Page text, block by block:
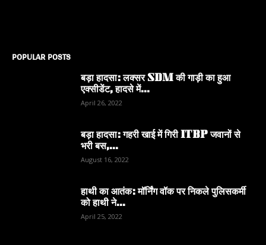
POPULAR POSTS
बड़ा हादसा: लक्सर SDM की गाड़ी का हुआ
एक्सीडेंट, हादसे में...
April 26, 2022
बड़ा हादसा: गहरी खाई में गिरी ITBP जवानों से
भरी बस,...
August 16, 2022
हाथी का आतंक: मॉर्निंग वॉक पर निकले पुलिसकर्मी
को हाथी ने...
April 25, 2022